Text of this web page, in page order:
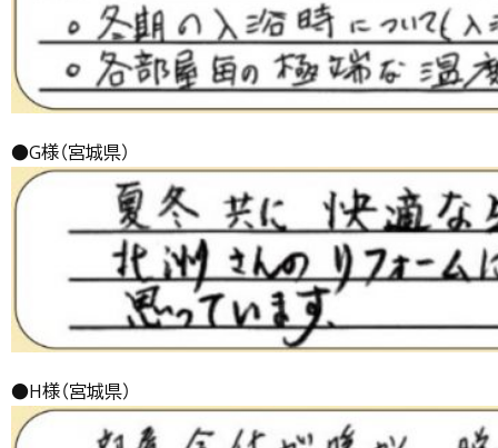
●G様（宮城県）
●H様（宮城県）